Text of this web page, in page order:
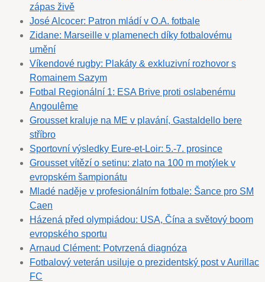
zápas živě
José Alcocer: Patron mládí v O.A. fotbale
Zidane: Marseille v plamenech díky fotbalovému
umění
Víkendové rugby: Plakáty & exkluzivní rozhovor s
Romainem Sazym
Fotbal Regionální 1: ESA Brive proti oslabenému
Angoulême
Grousset kraluje na ME v plavání, Gastaldello bere
stříbro
Sportovní výsledky Eure-et-Loir: 5.-7. prosince
Grousset vítězí o setinu: zlato na 100 m motýlek v
evropském šampionátu
Mladé naděje v profesionálním fotbale: Šance pro SM
Caen
Házená před olympiádou: USA, Čína a světový boom
evropského sportu
Arnaud Clément: Potvrzená diagnóza
Fotbalový veterán usiluje o prezidentský post v Aurillac
FC